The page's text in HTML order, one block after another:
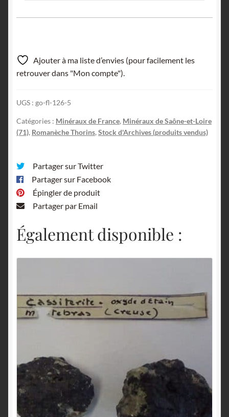
Ajouter à ma liste d’envies (pour facilement les
retrouver dans "Mon compte").
UGS : go-fl-126-5
Catégories : Minéraux de France, Minéraux de Saône-et-Loire
(71), Romanèche Thorins, Stock d'Archives (produits vendus)
Partager sur Twitter
Partager sur Facebook
Épingler de produit
Partager par Email
Également disponible :